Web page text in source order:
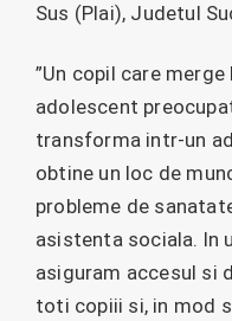
Sus (Plai), Judetul
”Un copil care
adolescent
transforma intr-un
obtine un loc de
probleme de
asistenta sociala. In
asiguram accesul si
toti copiii si, in mod